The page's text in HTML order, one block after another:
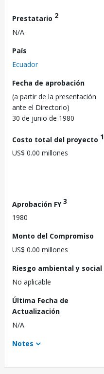
Prestatario 2
N/A
País
Ecuador
Fecha de aprobación
(a partir de la presentación
ante el Directorio)
30 de junio de 1980
Costo total del proyecto 1
US$ 0.00 millones
Aprobación FY3
1980
Monto del Compromiso
US$ 0.00 millones
Riesgo ambiental y social
No aplicable
Última Fecha de
Actualización
N/A
Notes